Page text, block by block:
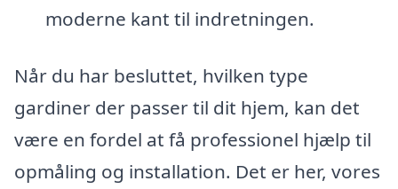
moderne kant til indretningen.
Når du har besluttet, hvilken type
gardiner der passer til dit hjem, kan det
være en fordel at få professionel hjælp til
opmåling og installation. Det er her, vores